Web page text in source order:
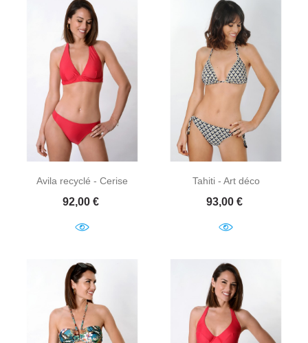
Avila recyclé - Cerise
Prix
92,00 €
Tahiti - Art déco
Prix
93,00 €